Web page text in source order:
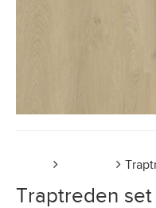
Traptreden